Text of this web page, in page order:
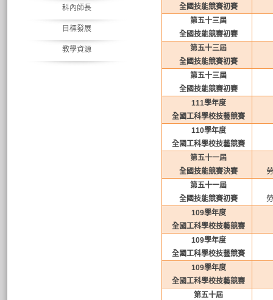
科內師長
目標發展
教學資源
全國技能競賽初賽
第五十三屆
全國技能競賽初賽
第五十三屆
全國技能競賽初賽
第五十三屆
全國技能競賽初賽
111學年度
全國工科學校技藝競賽
110學年度
全國工科學校技藝競賽
第五十一屆
全國技能競賽決賽
第五十一屆
全國技能競賽初賽
109學年度
全國工科學校技藝競賽
109學年度
全國工科學校技藝競賽
109學年度
全國工科學校技藝競賽
第五十屆